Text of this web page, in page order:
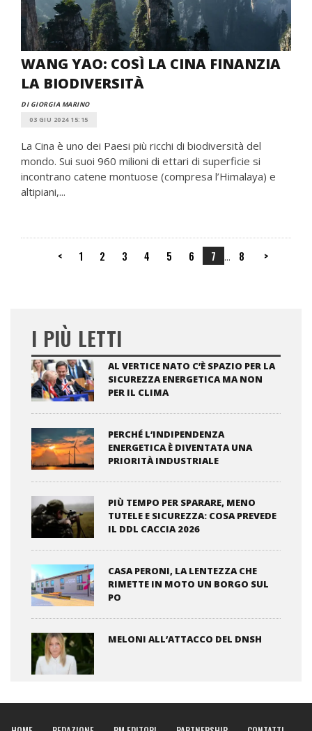
WANG YAO: COSÌ LA CINA FINANZIA
LA BIODIVERSITÀ
DI GIORGIA MARINO
03 GIU 2024 15:15
La Cina è uno dei Paesi più ricchi di biodiversità del
mondo. Sui suoi 960 milioni di ettari di superficie si
incontrano catene montuose (compresa l’Himalaya) e
altipiani,...
< 1 2 3 4 5 6 7 ... 8 >
I PIÙ LETTI
AL VERTICE NATO C’È SPAZIO PER LA
SICUREZZA ENERGETICA MA NON
PER IL CLIMA
PERCHÉ L’INDIPENDENZA
ENERGETICA È DIVENTATA UNA
PRIORITÀ INDUSTRIALE
PIÙ TEMPO PER SPARARE, MENO
TUTELE E SICUREZZA: COSA PREVEDE
IL DDL CACCIA 2026
CASA PERONI, LA LENTEZZA CHE
RIMETTE IN MOTO UN BORGO SUL
PO
MELONI ALL’ATTACCO DEL DNSH